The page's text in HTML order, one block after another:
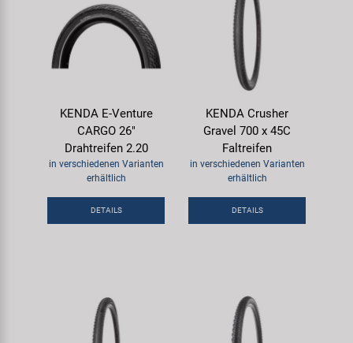
KENDA E-Venture
CARGO 26"
Drahtreifen 2.20
in verschiedenen Varianten
erhältlich
DETAILS
KENDA Crusher
Gravel 700 x 45C
Faltreifen
in verschiedenen Varianten
erhältlich
DETAILS